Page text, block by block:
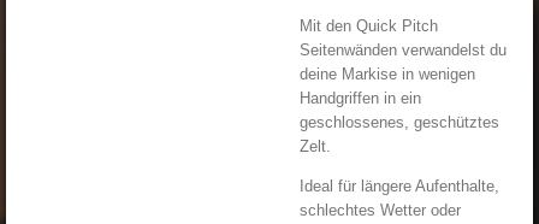
Mit den Quick Pitch
Seitenwänden verwandelst du
deine Markise in wenigen
Handgriffen in ein
geschlossenes, geschütztes
Zelt.
Ideal für längere Aufenthalte,
schlechtes Wetter oder